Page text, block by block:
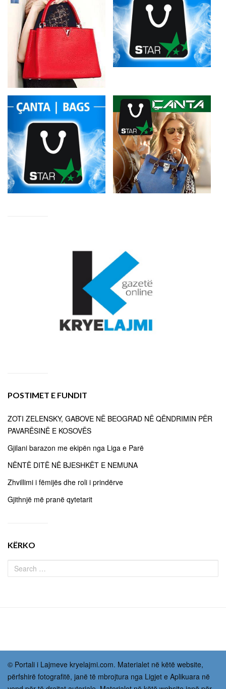
POSTIMET E FUNDIT
ZOTI ZELENSKY, GABOVE NË BEOGRAD NË QËNDRIMIN PËR
PAVARËSINË E KOSOVËS
Gjilani barazon me ekipën nga Liga e Parë
NËNTË DITË NË BJESHKËT E NEMUNA
Zhvillimi i fëmijës dhe roli i prindërve
Gjithnjë më pranë qytetarit
KËRKO
© Portali i Lajmeve kryelajmi.com. Materialet në këtë website,
përfshirë fotografitë, janë të mbrojtura nga Ligjet e Aplikuara në